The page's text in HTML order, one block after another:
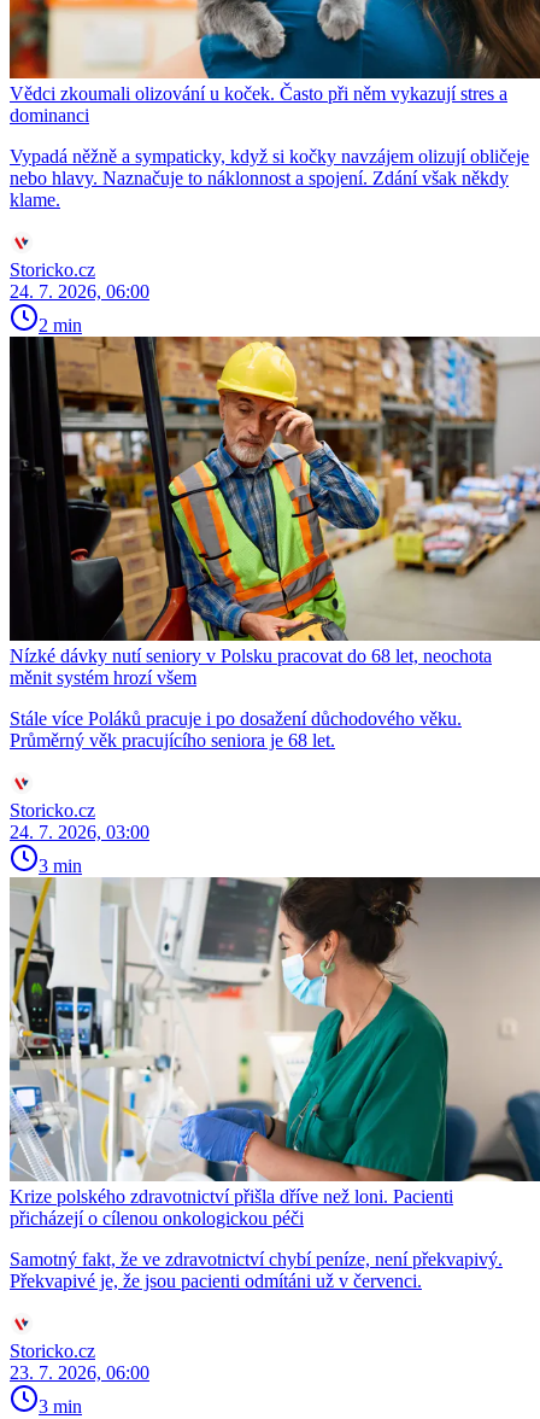
Vědci zkoumali olizování u koček. Často při něm vykazují stres a
dominanci
Vypadá něžně a sympaticky, když si kočky navzájem olizují obličeje
nebo hlavy. Naznačuje to náklonnost a spojení. Zdání však někdy
klame.
Storicko.cz
24. 7. 2026, 06:00
2 min
Nízké dávky nutí seniory v Polsku pracovat do 68 let, neochota
měnit systém hrozí všem
Stále více Poláků pracuje i po dosažení důchodového věku.
Průměrný věk pracujícího seniora je 68 let.
Storicko.cz
24. 7. 2026, 03:00
3 min
Krize polského zdravotnictví přišla dříve než loni. Pacienti
přicházejí o cílenou onkologickou péči
Samotný fakt, že ve zdravotnictví chybí peníze, není překvapivý.
Překvapivé je, že jsou pacienti odmítáni už v červenci.
Storicko.cz
23. 7. 2026, 06:00
3 min